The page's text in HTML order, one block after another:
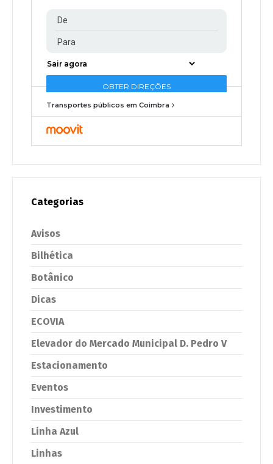
Transportes públicos em Coimbra
Categorias
Avisos
Bilhética
Botânico
Dicas
ECOVIA
Elevador do Mercado Municipal D. Pedro V
Estacionamento
Eventos
Investimento
Linha Azul
Linhas